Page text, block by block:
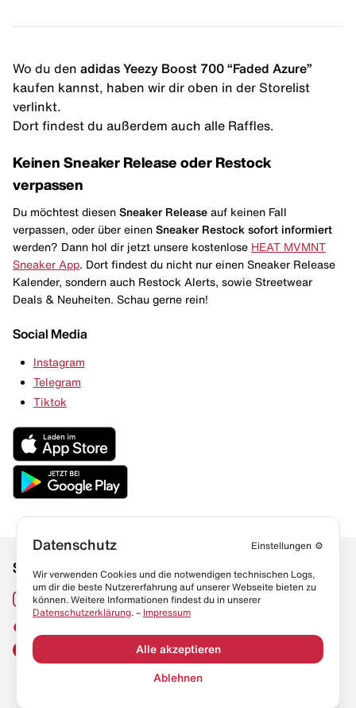
Wo du den adidas Yeezy Boost 700 “Faded Azure”
kaufen kannst, haben wir dir oben in der Storelist
verlinkt.
Dort findest du außerdem auch alle Raffles.
Keinen Sneaker Release oder Restock
verpassen
Du möchtest diesen Sneaker Release auf keinen Fall
verpassen, oder über einen Sneaker Restock sofort informiert
werden? Dann hol dir jetzt unsere kostenlose HEAT MVMNT
Sneaker App. Dort findest du nicht nur einen Sneaker Release
Kalender, sondern auch Restock Alerts, sowie Streetwear
Deals & Neuheiten. Schau gerne rein!
Social Media
Instagram
Telegram
Tiktok
Social Media
Instagram
Links
Sneaker Lexikon
Resell Guide
Datenschutz
Datenschutz Einstellungen ⚙️
Wir verwenden Cookies und die notwendigen technischen Logs,
um dir die beste Nutzererfahrung auf unserer Webseite bieten zu
können. Weitere Informationen findest du in unserer
Datenschutzerklärung. – Impressum
Alle akzeptieren
Ablehnen